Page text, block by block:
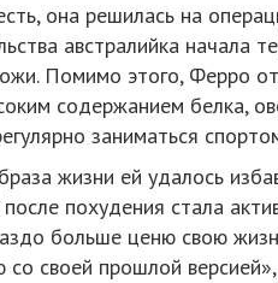
она решилась на
австралийка начала
Помимо этого, Ферро
содержанием белка,
заниматься
жизни ей удалось
похудения стала
больше ценю свою
со своей прошлой